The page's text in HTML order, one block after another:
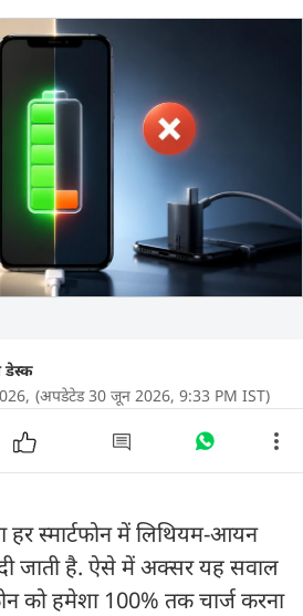
डेस्क
(अपडेटेड 30 जून 2026, 9:33 PM IST)
स्मार्टफोन में लिथियम-आयन
जाती है. ऐसे में अक्सर यह सवाल
को हमेशा 100% तक चार्ज करना